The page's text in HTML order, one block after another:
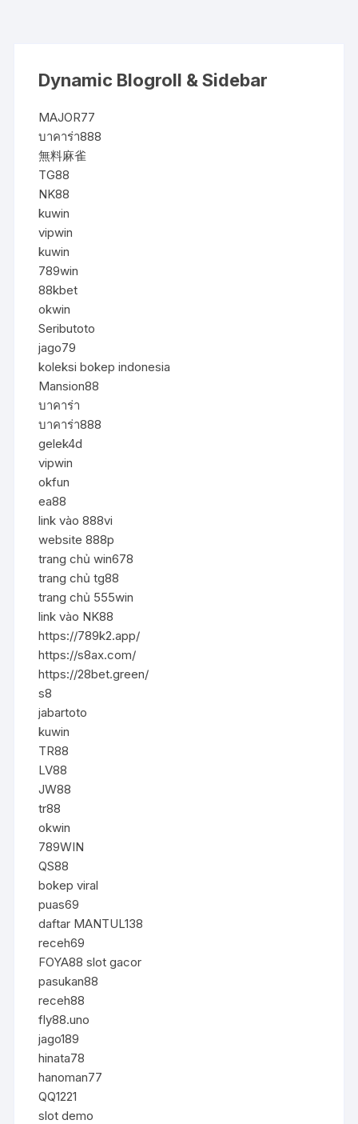
Dynamic Blogroll & Sidebar
MAJOR77
บาคาร่า888
無料麻雀
TG88
NK88
kuwin
vipwin
kuwin
789win
88kbet
okwin
Seributoto
jago79
koleksi bokep indonesia
Mansion88
บาคาร่า
บาคาร่า888
gelek4d
vipwin
okfun
ea88
link vào 888vi
website 888p
trang chủ win678
trang chủ tg88
trang chủ 555win
link vào NK88
https://789k2.app/
https://s8ax.com/
https://28bet.green/
s8
jabartoto
kuwin
TR88
LV88
JW88
tr88
okwin
789WIN
QS88
bokep viral
puas69
daftar MANTUL138
receh69
FOYA88 slot gacor
pasukan88
receh88
fly88.uno
jago189
hinata78
hanoman77
QQ1221
slot demo